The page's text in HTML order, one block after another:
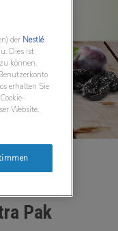
Pak
der Nestlé
Dies ist
können.
erhalten Sie
Website.